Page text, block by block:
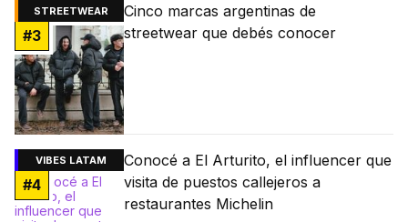
STREETWEAR
#3
Cinco marcas argentinas de
streetwear que debés conocer
VIBES LATAM
#4
Conocé a El Arturito, el influencer que
visita de puestos callejeros a
restaurantes Michelin